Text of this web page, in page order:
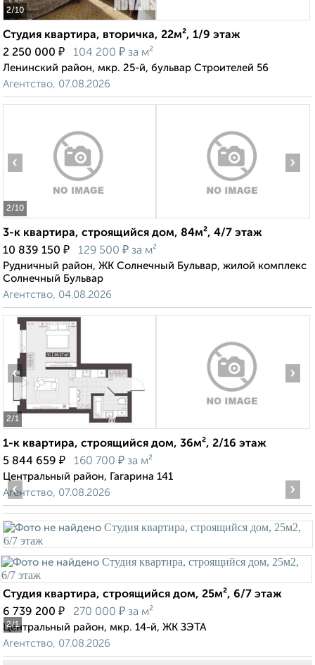
2/10
Студия квартира, вторичка, 22м², 1/9 этаж
2 250 000 ₽ 104 200 ₽ за м²
Ленинский район, мкр. 25-й, бульвар Строителей 56
Агентство, 07.08.2026
2/10
‹ ›
3-к квартира, строящийся дом, 84м², 4/7 этаж
10 839 150 ₽ 129 500 ₽ за м²
Рудничный район, ЖК Солнечный Бульвар, жилой комплекс
Солнечный Бульвар
Агентство, 04.08.2026
2/1
‹ ›
1-к квартира, строящийся дом, 36м², 2/16 этаж
5 844 659 ₽ 160 700 ₽ за м²
Центральный район, Гагарина 141
Агентство, 07.08.2026
2/1
‹ ›
Студия квартира, строящийся дом, 25м², 6/7 этаж
6 739 200 ₽ 270 000 ₽ за м²
Центральный район, мкр. 14-й, ЖК ЗЭТА
Агентство, 07.08.2026